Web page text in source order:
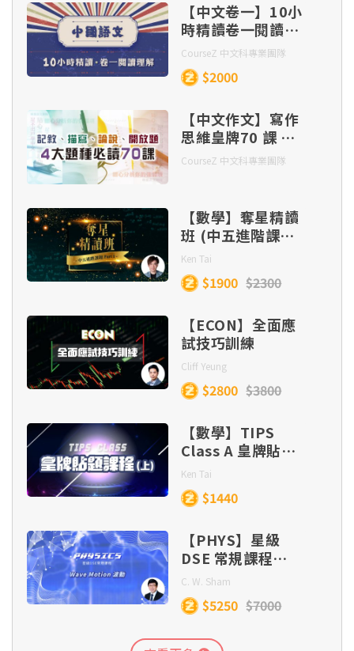
【中文卷一】10小
時精讀卷一閱讀理
解
CourseZ 中文科專業團隊
$2000
【中文作文】寫作
思維皇牌70 課 –
記敘、描寫、 論
批改）
CourseZ 中文科專業團隊
【數學】奪星精讀
班 (中五進階課題
Part 1)
Ken Tai
$1900 $2300
【ECON】全面應
試技巧訓練
Cliff Yeung
$2800 $3800
【數學】TIPS
Class A 皇牌貼題
課程 (目標
Lv.5/5*/5**)
Ken Tai
$1440
【PHYS】星級
DSE 常規課程
(Section C) –
Wave Motion
C. W. Sham
$5250 $7000